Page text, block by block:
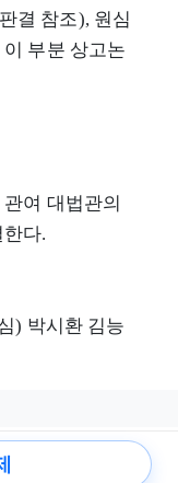
결 참조), 원심
부분 상고논
여 대법관의
다.
) 박시환 김능